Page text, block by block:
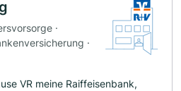
·
·
VR meine Raiffeisenbank,